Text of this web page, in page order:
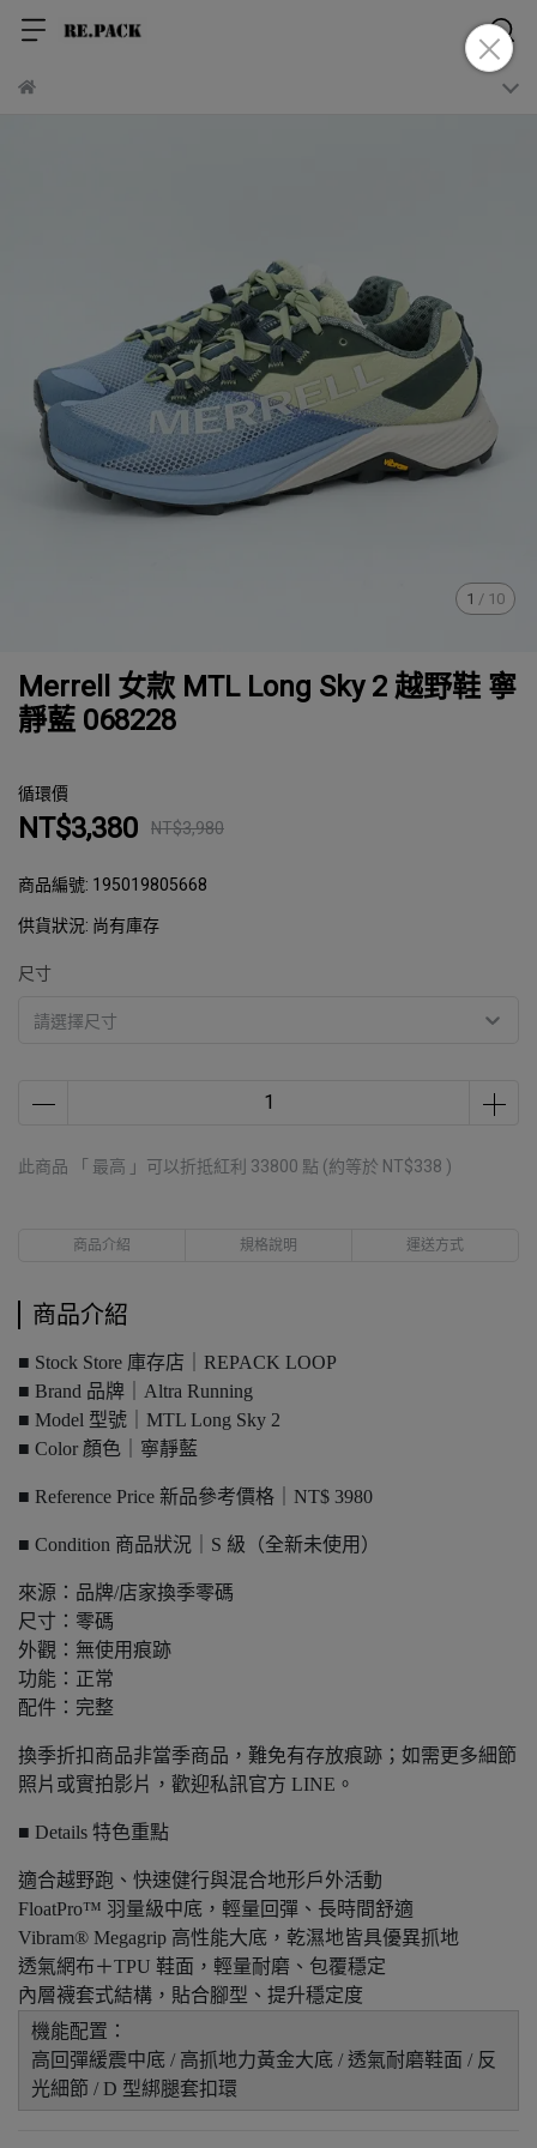
1 / 10
Merrell 女款 MTL Long Sky 2 越野鞋 寧
靜藍 068228
循環價
NT$3,380 NT$3,980
商品編號: 195019805668
供貨狀況: 尚有庫存
尺寸
請選擇尺寸
此商品 「 最高 」可以折抵紅利 33800 點 (約等於 NT$338 )
商品介紹 規格說明 運送方式
商品介紹
■ Stock Store 庫存店｜REPACK LOOP
■ Brand 品牌｜Altra Running
■ Model 型號｜MTL Long Sky 2
■ Color 顏色｜寧靜藍
■ Reference Price 新品參考價格｜NT$ 3980
■ Condition 商品狀況｜S 級（全新未使用）
來源：品牌/店家換季零碼
尺寸：零碼
外觀：無使用痕跡
功能：正常
配件：完整
換季折扣商品非當季商品，難免有存放痕跡；如需更多細節
照片或實拍影片，歡迎私訊官方 LINE。
■ Details 特色重點
適合越野跑、快速健行與混合地形戶外活動
FloatPro™ 羽量級中底，輕量回彈、長時間舒適
Vibram® Megagrip 高性能大底，乾濕地皆具優異抓地
透氣網布＋TPU 鞋面，輕量耐磨、包覆穩定
內層襪套式結構，貼合腳型、提升穩定度
機能配置：
高回彈緩震中底 / 高抓地力黃金大底 / 透氣耐磨鞋面 / 反
光細節 / D 型綁腿套扣環